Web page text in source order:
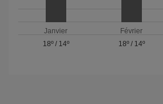
Janvier
18º/ 14º
Février
18º/ 14º